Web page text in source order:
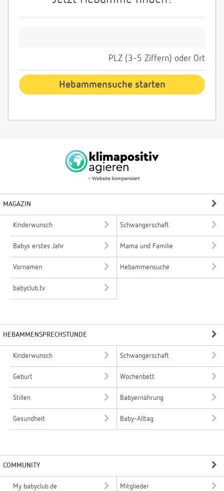
PLZ (3-5 Ziffern) oder Ort
MAGAZIN
Kinderwunsch Schwangerschaft
Babys erstes Jahr Mama und Familie
Vornamen Hebammensuche
babyclub.tv
HEBAMMENSPRECHSTUNDE
Kinderwunsch Schwangerschaft
Geburt Wochenbett
Stillen Babyernährung
Gesundheit Baby-Alltag
COMMUNITY
My babyclub.de Mitglieder